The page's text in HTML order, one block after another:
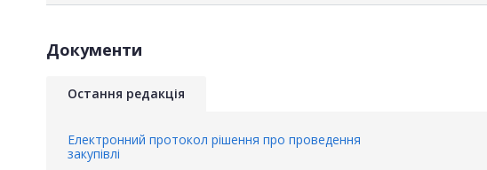
Документи
Остання редакція
Електронний протокол рішення про проведення
закупівлі